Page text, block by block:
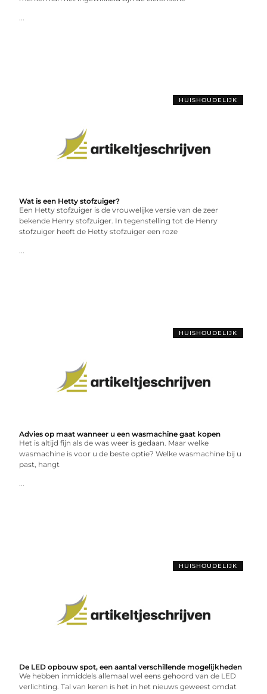
...
HUISHOUDELIJK
Wat is een Hetty stofzuiger?
Een Hetty stofzuiger is de vrouwelijke versie van de zeer
bekende Henry stofzuiger. In tegenstelling tot de Henry
stofzuiger heeft de Hetty stofzuiger een roze
...
HUISHOUDELIJK
Advies op maat wanneer u een wasmachine gaat kopen
Het is altijd fijn als de was weer is gedaan. Maar welke
wasmachine is voor u de beste optie? Welke wasmachine bij u
past, hangt
...
HUISHOUDELIJK
De LED opbouw spot, een aantal verschillende mogelijkheden
We hebben inmiddels allemaal wel eens gehoord van de LED
verlichting. Tal van keren is het in het nieuws geweest omdat